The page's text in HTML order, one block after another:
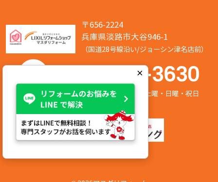
〒656-2224
兵庫県淡路市大谷946-1
（国道28号線沿い/ジョーシン津名店前）
050-7586-3630
営業時間:8:00～17:00 定休日:第2/第4土曜・日曜・祝日
×